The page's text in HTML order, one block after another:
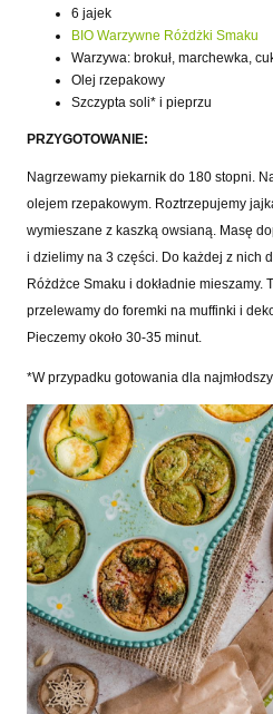
6 jajek
BIO Warzywne Różdżki Smaku
Warzywa: brokuł, marchewka,
Olej rzepakowy
Szczypta soli* i pieprzu
PRZYGOTOWANIE:
Nagrzewamy piekarnik do 180 stopni.
olejem rzepakowym. Roztrzepujemy
wymieszane z kaszką owsianą. Masę
i dzielimy na 3 części. Do każdej z nich
Różdżce Smaku i dokładnie mieszamy.
przelewamy do foremki na muffinki i
Pieczemy około 30-35 minut.
*W przypadku gotowania dla